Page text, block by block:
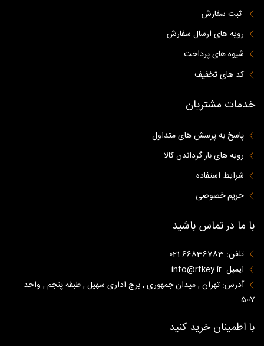
ثبت سفارش
رویه های ارسال سفارش
شیوه های پرداخت
کد های تخفیف
خدمات مشتریان
پاسخ به پرسش های متداول
رویه های باز گرداندن کالا
شرایط استفاده
حریم خصوصی
با ما در تماس باشید
تلفن: 66836783-021
ایمیل: info@rfkey.ir
آدرس: تهران , میدان جمهوری , برج اداری سهیل , طبقه پنجم , واحد
507
با اطمینان خرید کنید